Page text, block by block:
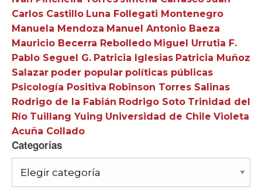
Carlos Castillo Luna Follegati Montenegro
Manuela Mendoza Manuel Antonio Baeza
Mauricio Becerra Rebolledo Miguel Urrutia F.
Pablo Seguel G. Patricia Iglesias Patricia Muñoz
Salazar poder popular políticas públicas
Psicología Positiva Robinson Torres Salinas
Rodrigo de la Fabián Rodrigo Soto Trinidad del
Río Tuillang Yuing Universidad de Chile Violeta
Acuña Collado
Categorías